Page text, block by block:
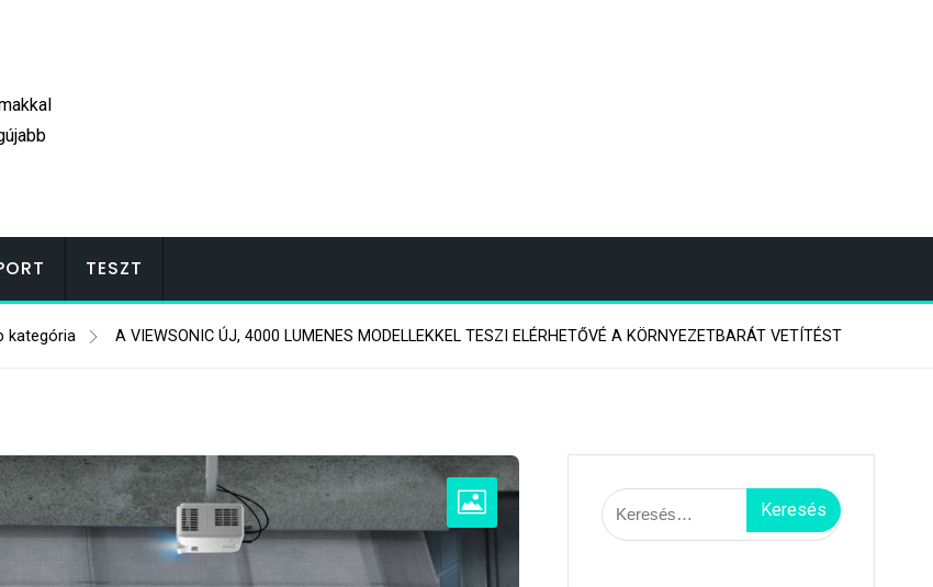
TESZT
kategória A VIEWSONIC ÚJ, 4000 LUMENES MODELLEKKEL TESZI ELÉRHETŐVÉ A KÖRNYEZETBARÁT VETÍTÉST
Keresés: